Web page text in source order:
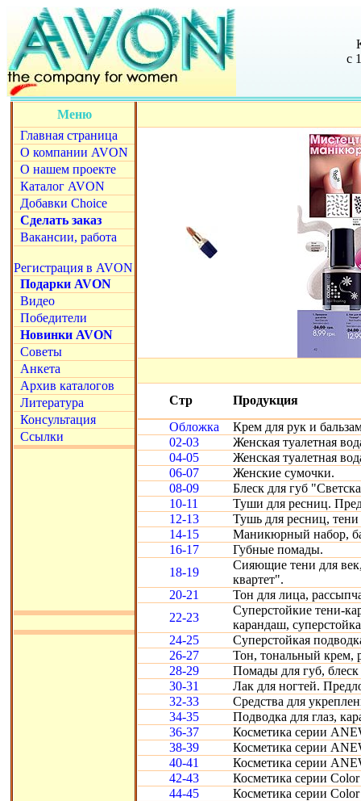
с
Меню
Главная страница
О компании AVON
О нашем проекте
Каталог AVON
Добавки Choice
Сделать заказ
Вакансии, работа
Регистрация в AVON
Подарки AVON
Видео
Победители
Новинки AVON
Советы
Анкета
Архив каталогов
Литература
Консультация
Ссылки
Стр
Продукция
Обложка
Крем для рук и
02-03
Женская туалетная
04-05
Женская туалетная
06-07
Женские сумочки.
08-09
Блеск для губ
10-11
Туши для ресниц.
12-13
Тушь для ресниц, тени
14-15
Маникюрный набор,
16-17
Губные помады.
18-19
Сияющие тени для
квартет".
20-21
Тон для лица,
22-23
Суперстойкие тени-
карандаш,
24-25
Суперстойкая
26-27
Тон, тональный крем,
28-29
Помады для губ, блеск
30-31
Лак для ногтей.
32-33
Средства для
34-35
Подводка для глаз,
36-37
Косметика серии
38-39
Косметика серии
40-41
Косметика серии
42-43
Косметика серии
44-45
Косметика серии